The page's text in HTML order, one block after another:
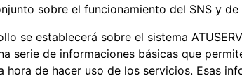
sobre el funcionamiento del SNS y
se establecerá sobre el sistema
serie de informaciones básicas que
hora de hacer uso de los servicios. Esas